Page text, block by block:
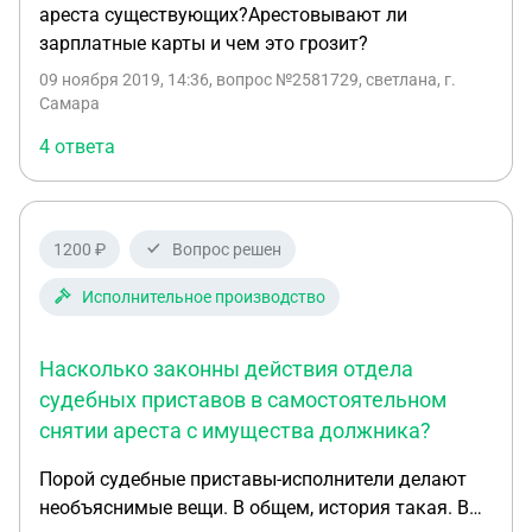
периодически присылают мне родственники,
продолжают списываться. Скажите, есть ли
какой-то способ повлиять на ситуацию, отменить
арест и вернуть те деньги, которые уже
списались? Как это сделать? Спасибо заранее.
ареста существующих?Арестовывают ли
зарплатные карты и чем это грозит?
09 ноября 2019, 14:36, вопрос №2581729, светлана, г.
Самара
4 ответа
1200 ₽ Вопрос решен
Исполнительное производство
Насколько законны действия отдела
судебных приставов в самостоятельном
снятии ареста с имущества должника?
Порой судебные приставы-исполнители делают
необъяснимые вещи. В общем, история такая. В